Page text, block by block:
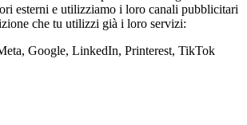
esterni e utilizziamo i loro canali pubblicitari
che tu utilizzi già i loro servizi:
Google, LinkedIn, Printerest, TikTok